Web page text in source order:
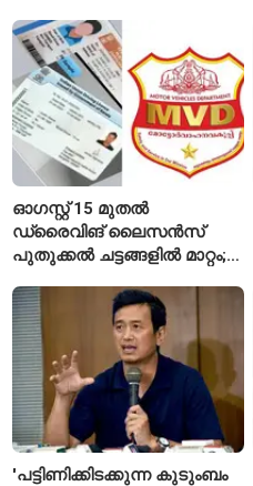
ഓഗസ്റ്റ് 15 മുതൽ
ഡ്രൈവിങ് ലൈസൻസ്
പുതുക്കൽ ചട്ടങ്ങളിൽ മാറ്റം;
അറിയേണ്ട രണ്ട് പ്രധാന
കാര്യങ്ങൾ
'പട്ടിണിക്കിടക്കുന്ന കുടുംബം